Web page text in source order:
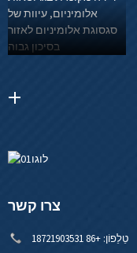
צרו קשר
טֵלֵפוֹן: +86 18721903531